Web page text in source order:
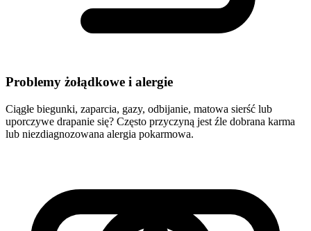
Problemy żołądkowe i alergie
Ciągłe biegunki, zaparcia, gazy, odbijanie, matowa sierść lub
uporczywe drapanie się? Często przyczyną jest źle dobrana karma
lub niezdiagnozowana alergia pokarmowa.